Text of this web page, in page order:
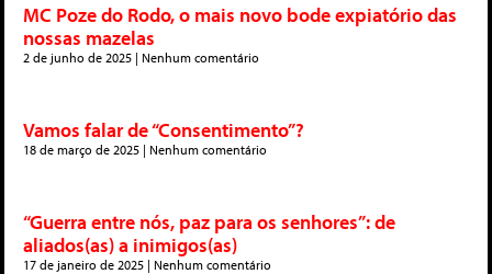
MC Poze do Rodo, o mais novo bode expiatório das
nossas mazelas
2 de junho de 2025 Nenhum comentário
Vamos falar de “Consentimento”?
18 de março de 2025 Nenhum comentário
“Guerra entre nós, paz para os senhores”: de
aliados(as) a inimigos(as)
17 de janeiro de 2025 Nenhum comentário